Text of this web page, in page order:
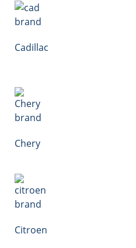
Cadillac
Chery
Citroen